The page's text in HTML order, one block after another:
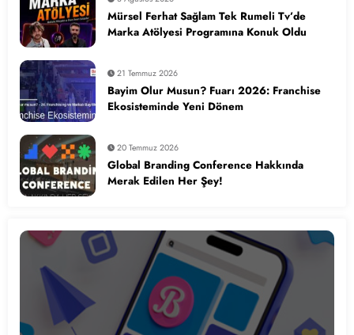
Mürsel Ferhat Sağlam Tek Rumeli Tv’de
Marka Atölyesi Programına Konuk Oldu
21 Temmuz 2026
Bayim Olur Musun? Fuarı 2026: Franchise
Ekosisteminde Yeni Dönem
20 Temmuz 2026
Global Branding Conference Hakkında
Merak Edilen Her Şey!